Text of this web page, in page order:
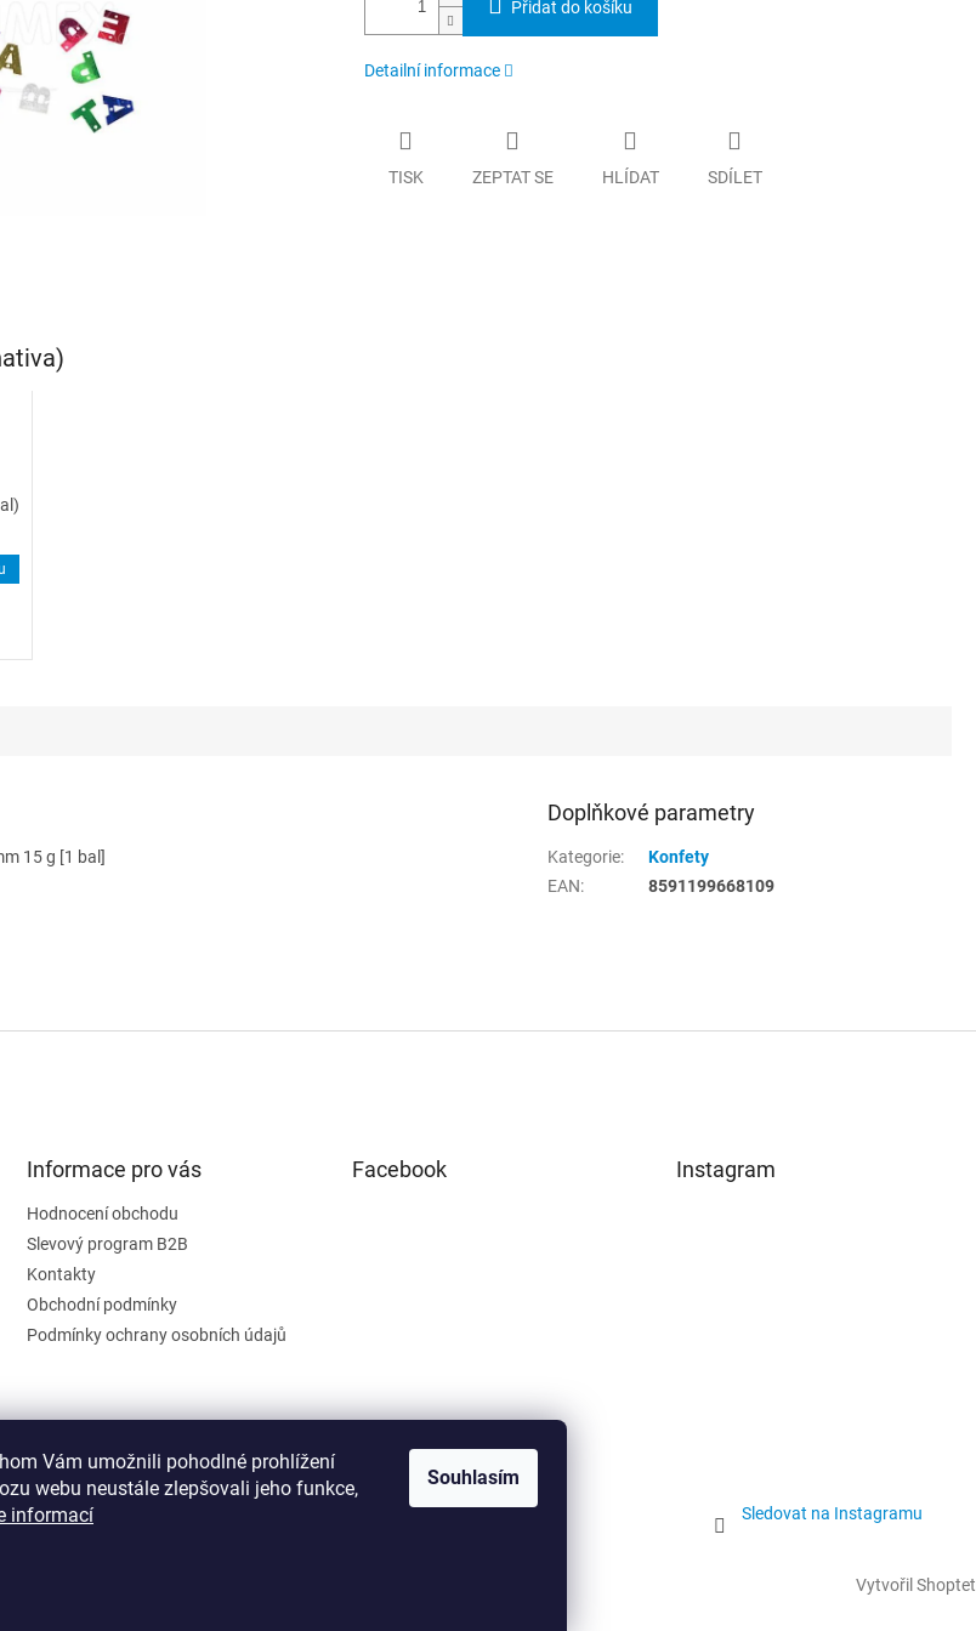
Vám umožnili pohodlné prohlížení
webu neustále zlepšovali jeho funkce,
informací
Souhlasím
Přidat do košíku
Detailní informace
TISK ZEPTAT SE HLÍDAT SDÍLET
15 g [1 bal]
Doplňkové parametry
Kategorie:
Konfety
EAN: 8591199668109
Informace pro vás
Hodnocení obchodu
Slevový program B2B
Kontakty
Obchodní podmínky
Podmínky ochrany osobních údajů
Facebook Instagram
Sledovat na Instagramu
Vytvořil Shoptet